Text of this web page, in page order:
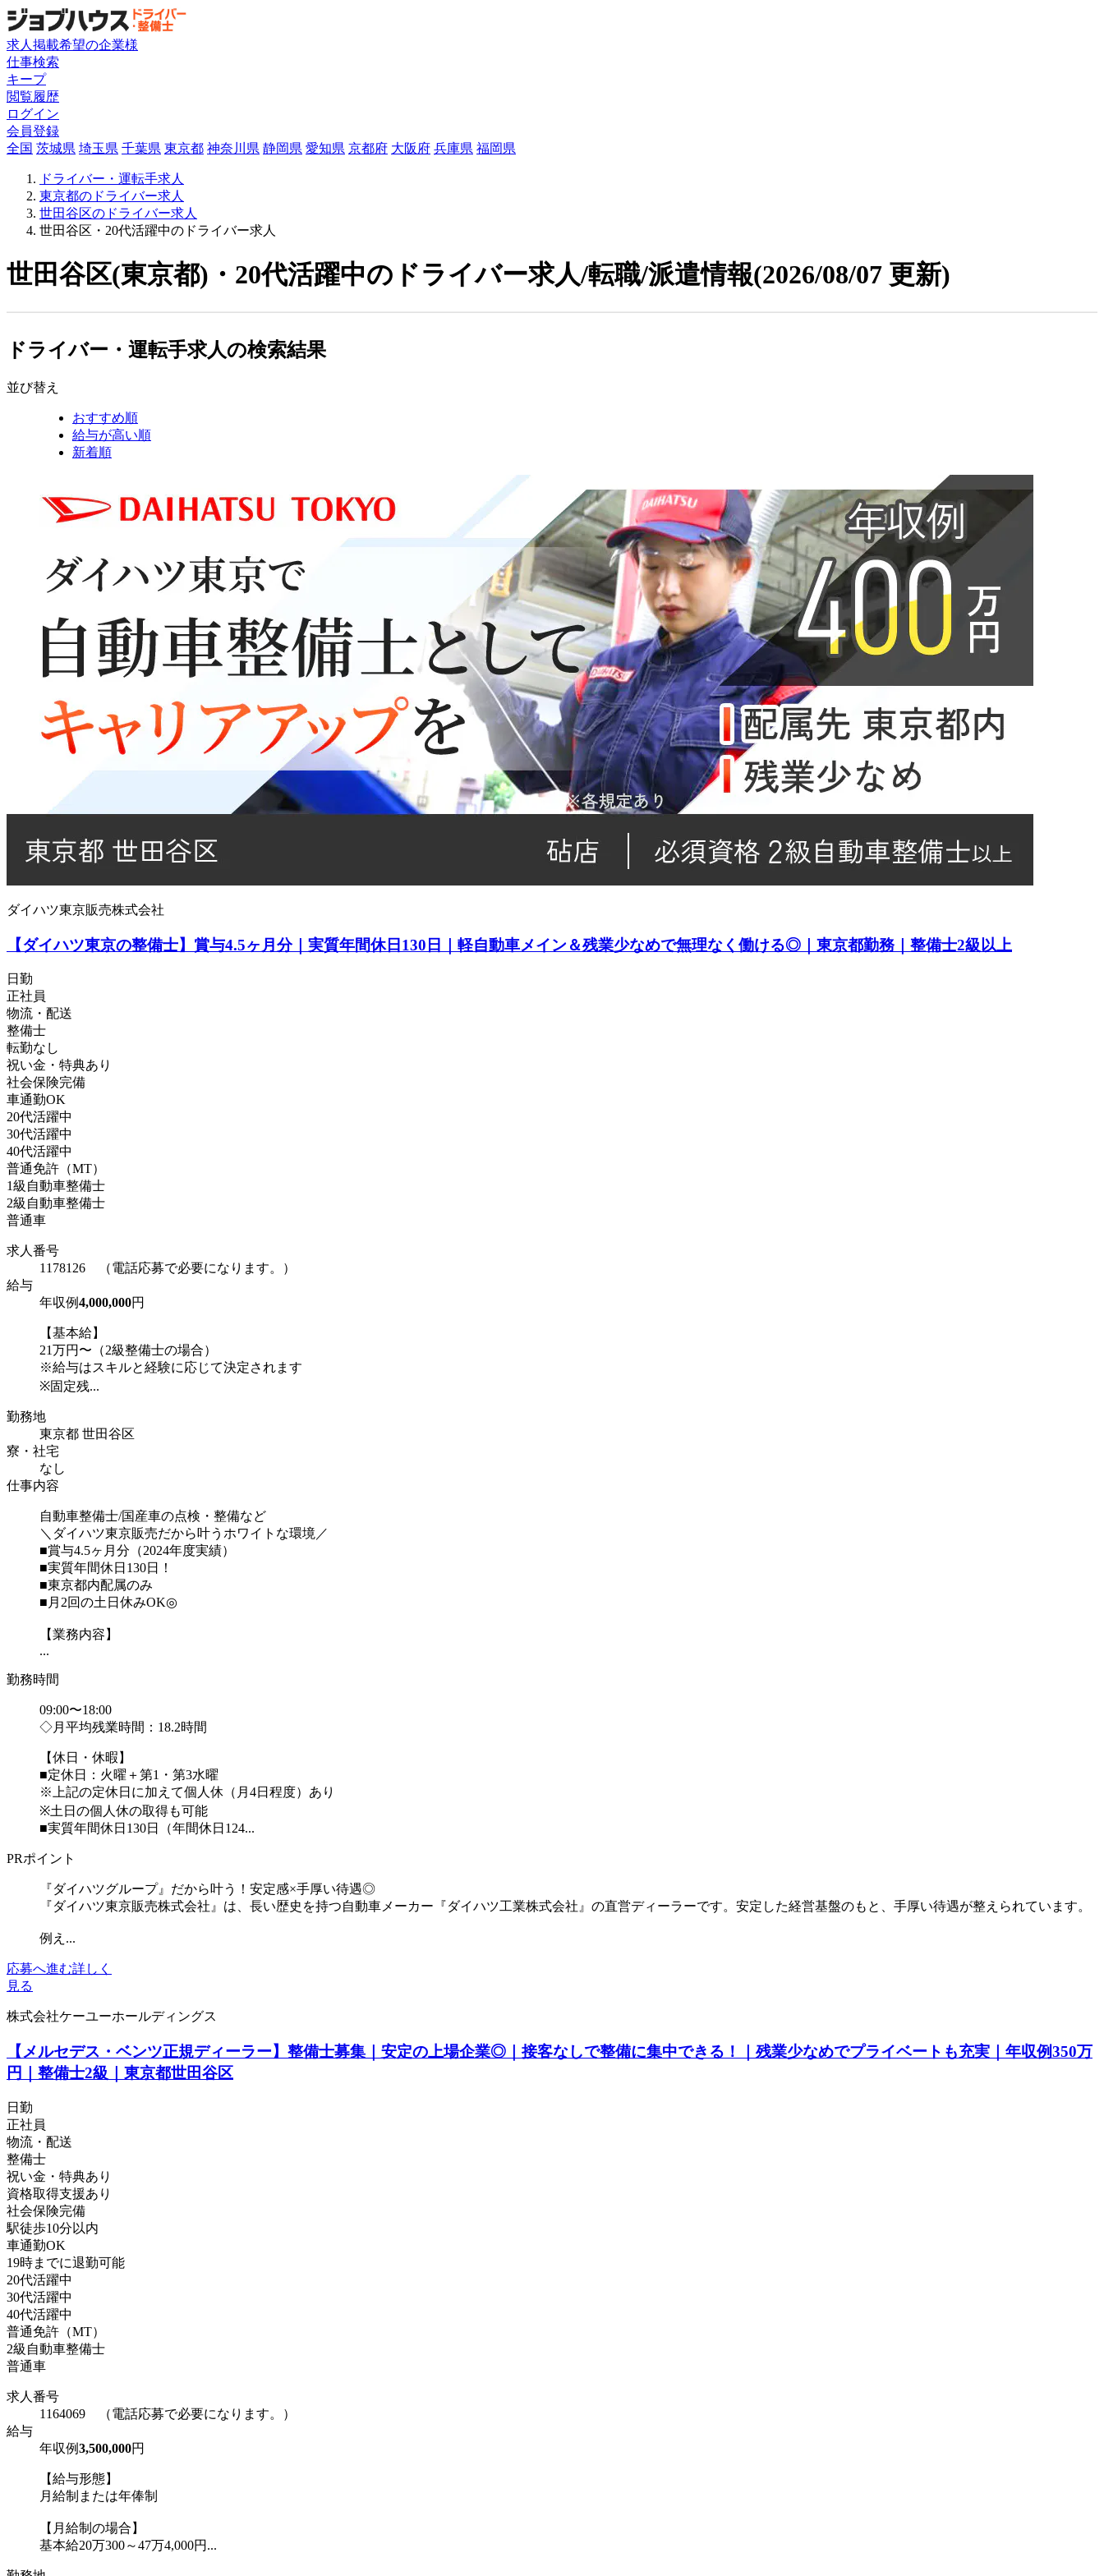
求人掲載希望の企業様
仕事検索
キープ
閲覧履歴
ログイン
会員登録
全国 茨城県 埼玉県 千葉県 東京都 神奈川県 静岡県 愛知県 京都府 大阪府 兵庫県 福岡県
ドライバー・運転手求人
東京都のドライバー求人
世田谷区のドライバー求人
世田谷区・20代活躍中のドライバー求人
世田谷区(東京都)・20代活躍中のドライバー求人/転職/派遣情報(2026/08/07 更新)
ドライバー・運転手求人の検索結果
並び替え
おすすめ順
給与が高い順
新着順
ダイハツ東京販売株式会社
【ダイハツ東京の整備士】賞与4.5ヶ月分｜実質年間休日130日｜軽自動車メイン＆残業少なめで無理なく働ける◎｜東京都勤務｜整備士2級以上
日勤
正社員
物流・配送
整備士
転勤なし
祝い金・特典あり
社会保険完備
車通勤OK
20代活躍中
30代活躍中
40代活躍中
普通免許（MT）
1級自動車整備士
2級自動車整備士
普通車
求人番号
1178126 （電話応募で必要になります。）
給与
年収例4,000,000円
【基本給】
21万円〜（2級整備士の場合）
※給与はスキルと経験に応じて決定されます
※固定残...
勤務地
東京都 世田谷区
寮・社宅
なし
仕事内容
自動車整備士/国産車の点検・整備など
＼ダイハツ東京販売だから叶うホワイトな環境／
■賞与4.5ヶ月分（2024年度実績）
■実質年間休日130日！
■東京都内配属のみ
■月2回の土日休みOK◎
【業務内容】
...
勤務時間
09:00〜18:00
◇月平均残業時間：18.2時間
【休日・休暇】
■定休日：火曜＋第1・第3水曜
※上記の定休日に加えて個人休（月4日程度）あり
※土日の個人休の取得も可能
■実質年間休日130日（年間休日124...
PRポイント
『ダイハツグループ』だから叶う！安定感×手厚い待遇◎
『ダイハツ東京販売株式会社』は、長い歴史を持つ自動車メーカー『ダイハツ工業株式会社』の直営ディーラーです。安定した経営基盤のもと、手厚い待遇が整えられています。
例え...
応募へ進む詳しく
見る
株式会社ケーユーホールディングス
【メルセデス・ベンツ正規ディーラー】整備士募集｜安定の上場企業◎｜接客なしで整備に集中できる！｜残業少なめでプライベートも充実｜年収例350万
円｜整備士2級｜東京都世田谷区
日勤
正社員
物流・配送
整備士
祝い金・特典あり
資格取得支援あり
社会保険完備
駅徒歩10分以内
車通勤OK
19時までに退勤可能
20代活躍中
30代活躍中
40代活躍中
普通免許（MT）
2級自動車整備士
普通車
求人番号
1164069 （電話応募で必要になります。）
給与
年収例3,500,000円
【給与形態】
月給制または年俸制
【月給制の場合】
基本給20万300～47万4,000円...